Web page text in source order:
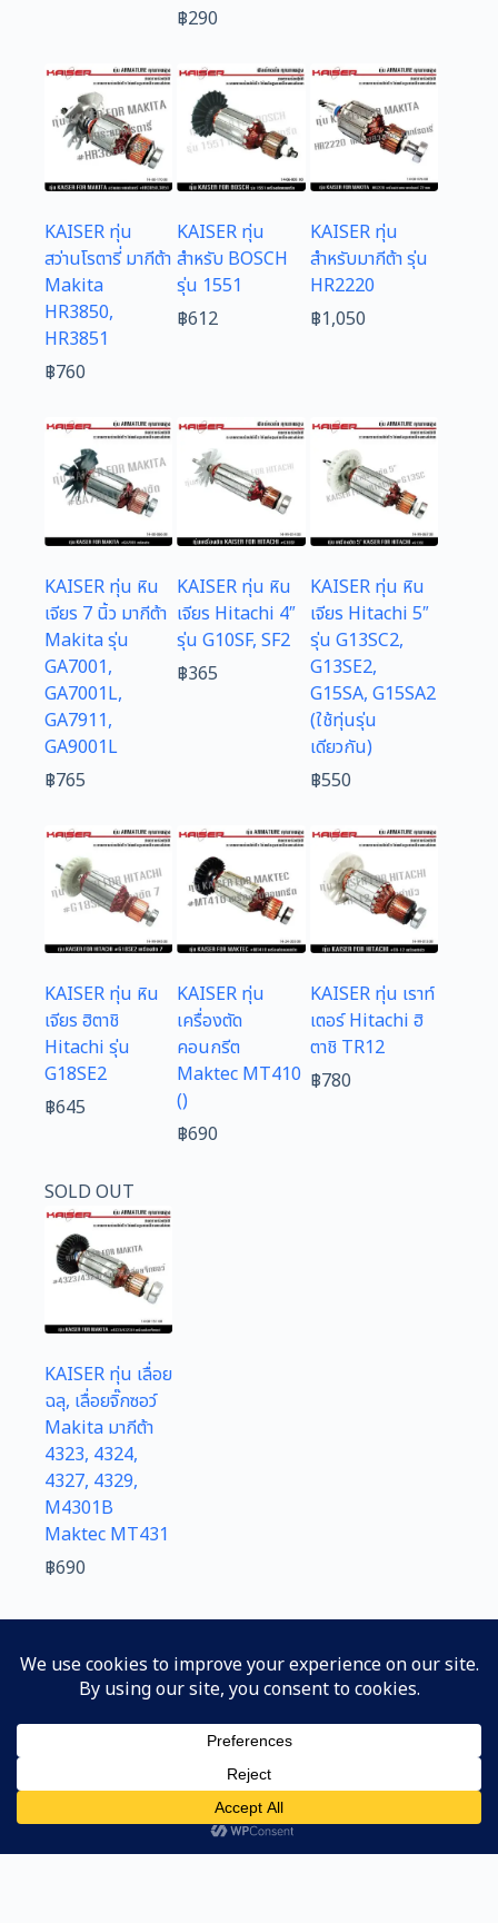
฿290
KAISER ทุ่น
สว่านโรตารี่ มากีต้า
Makita
HR3850,
HR3851
฿760
KAISER ทุ่น
สำหรับ BOSCH
รุ่น 1551
฿612
KAISER ทุ่น
สำหรับมากีต้า รุ่น
HR2220
฿1,050
KAISER ทุ่น หิน
เจียร 7 นิ้ว มากีต้า
Makita รุ่น
GA7001,
GA7001L,
GA7911,
GA9001L
฿765
KAISER ทุ่น หิน
เจียร Hitachi 4″
รุ่น G10SF, SF2
฿365
KAISER ทุ่น หิน
เจียร Hitachi 5″
รุ่น G13SC2,
G13SE2,
G15SA, G15SA2
(ใช้ทุ่นรุ่น
เดียวกัน)
฿550
KAISER ทุ่น หิน
เจียร ฮิตาชิ
Hitachi รุ่น
G18SE2
฿645
KAISER ทุ่น
เครื่องตัด
คอนกรีต
Maktec MT410
()
฿690
KAISER ทุ่น เราท์
เตอร์ Hitachi ฮิ
ตาชิ TR12
฿780
SOLD OUT
KAISER ทุ่น เลื่อย
ฉลุ, เลื่อยจิ๊กซอว์
Makita มากีต้า
4323, 4324,
4327, 4329,
M4301B
Maktec MT431
฿690
PREV NEXT
Copyright © 2023 | NAKATA-Cun Co,. Ltd.
Line